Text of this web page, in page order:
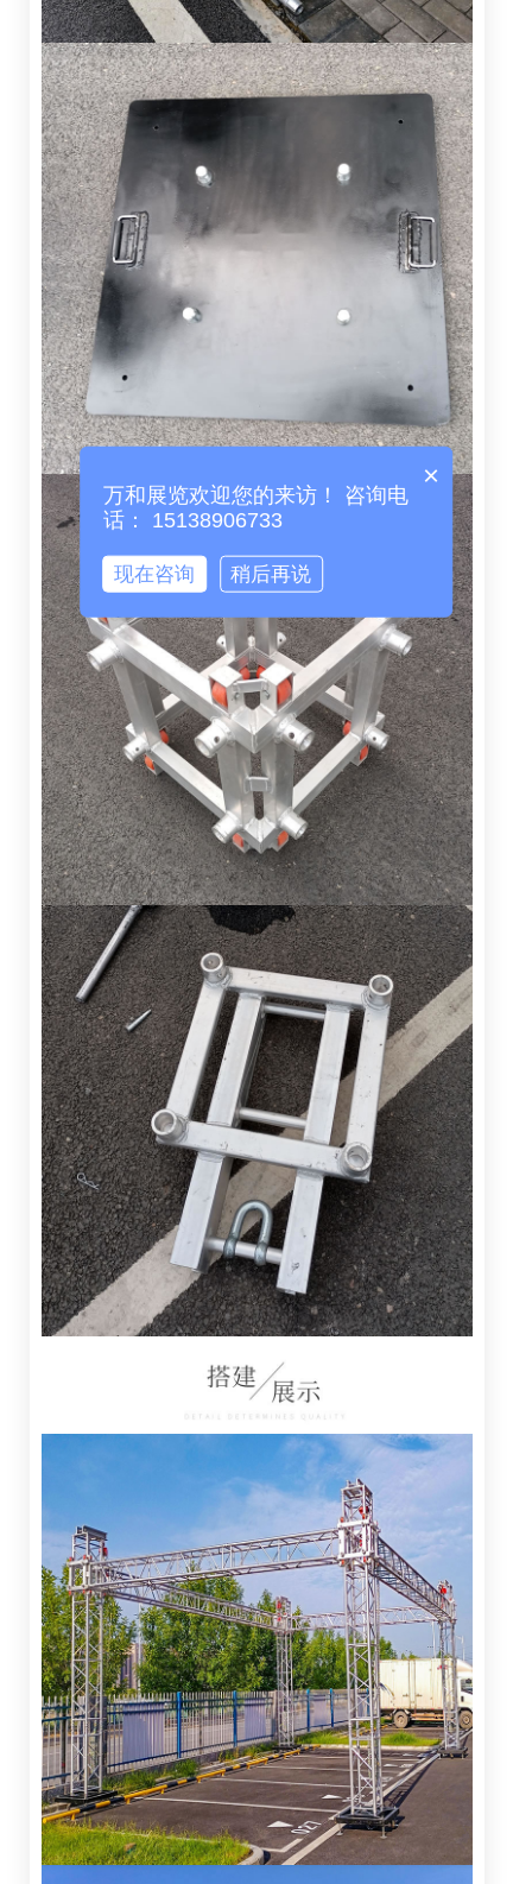
×
万和展览欢迎您的来访！ 咨询电
话： 15138906733
现在咨询 稍后再说